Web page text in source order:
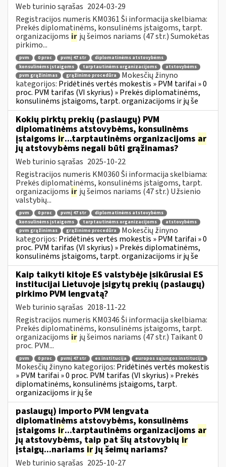
Web turinio sąrašas 2024-03-29
Registracijos numeris KM0361 Ši informacija skelbiama:
Prekės diplomatinėms, konsulinėms įstaigoms, tarpt.
organizacijoms ir jų šeimos nariams (47 str.) Sumokėtas
pirkimo...
pvm 0 proc pvmį 47 str
diplomatinėms atstovybėms
konsulinėms įstaigoms
tarptautinėms organizacijoms
atstovybėms
pvm grąžinimas
grąžinimo procedūra
Mokesčių žinyno
kategorijos: Pridėtinės vertės mokestis » PVM tarifai » 0
proc. PVM tarifas (VI skyrius) » Prekės diplomatinėms,
konsulinėms įstaigoms, tarpt. organizacijoms ir jų še
Kokių pirktų prekių (paslaugų) PVM
diplomatinėms atstovybėms, konsulinėms
įstaigoms ir...tarptautinėms organizacijoms ar
jų atstovybėms negali būti grąžinamas?
Web turinio sąrašas 2025-10-22
Registracijos numeris KM0360 Ši informacija skelbiama:
Prekės diplomatinėms, konsulinėms įstaigoms, tarpt.
organizacijoms ir jų šeimos nariams (47 str.) Užsienio
valstybių...
pvm 0 proc pvmį 47 str
diplomatinėms atstovybėms
konsulinėms įstaigoms
tarptautinėms organizacijoms
atstovybėms
pvm grąžinimas
grąžinimo procedūra
Mokesčių žinyno
kategorijos: Pridėtinės vertės mokestis » PVM tarifai » 0
proc. PVM tarifas (VI skyrius) » Prekės diplomatinėms,
konsulinėms įstaigoms, tarpt. organizacijoms ir jų še
Kaip taikyti kitoje ES valstybėje įsikūrusiai ES
institucijai Lietuvoje įsigytų prekių (paslaugų)
pirkimo PVM lengvatą?
Web turinio sąrašas 2018-11-22
Registracijos numeris KM0346 Ši informacija skelbiama:
Prekės diplomatinėms, konsulinėms įstaigoms, tarpt.
organizacijoms ir jų šeimos nariams (47 str.) Taikant 0
proc. PVM...
pvm 0 proc pvmį 47 str es institucija europos sąjungos institucija
Mokesčių žinyno kategorijos: Pridėtinės vertės mokestis
» PVM tarifai » 0 proc. PVM tarifas (VI skyrius) » Prekės
diplomatinėms, konsulinėms įstaigoms, tarpt.
organizacijoms ir jų še
paslaugų) importo PVM lengvata
diplomatinėms atstovybėms, konsulinėms
įstaigoms ir...tarptautinėms organizacijoms ar
jų atstovybėms, taip pat šių atstovybių ir
įstaigų...nariams irjų šeimų nariams?
Web turinio sąrašas 2025-10-27